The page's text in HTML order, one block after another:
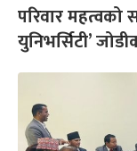
परिवार महत्वको
युनिभर्सिटी’